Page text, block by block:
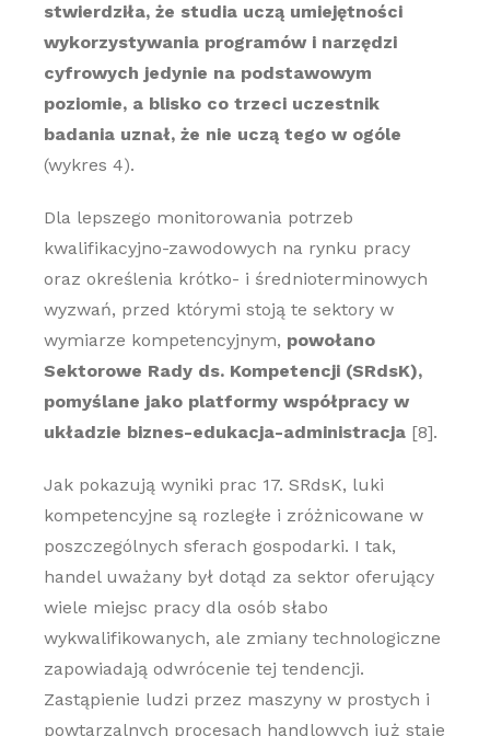
stwierdziła, że studia uczą umiejętności
wykorzystywania programów i narzędzi
cyfrowych jedynie na podstawowym
poziomie, a blisko co trzeci uczestnik
badania uznał, że nie uczą tego w ogóle
(wykres 4).
Dla lepszego monitorowania potrzeb
kwalifikacyjno-zawodowych na rynku pracy
oraz określenia krótko- i średnioterminowych
wyzwań, przed którymi stoją te sektory w
wymiarze kompetencyjnym, powołano
Sektorowe Rady ds. Kompetencji (SRdsK),
pomyślane jako platformy współpracy w
układzie biznes-edukacja-administracja[8].
Jak pokazują wyniki prac 17. SRdsK, luki
kompetencyjne są rozległe i zróżnicowane w
poszczególnych sferach gospodarki. I tak,
handel uważany był dotąd za sektor oferujący
wiele miejsc pracy dla osób słabo
wykwalifikowanych, ale zmiany technologiczne
zapowiadają odwrócenie tej tendencji.
Zastąpienie ludzi przez maszyny w prostych i
powtarzalnych procesach handlowych już staje